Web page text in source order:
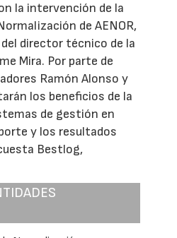
la intervención de la
de AENOR,
director técnico de la
Mira. Por parte de
Ramón Alonso y
los beneficios de la
de gestión en
y los resultados
Bestlog,